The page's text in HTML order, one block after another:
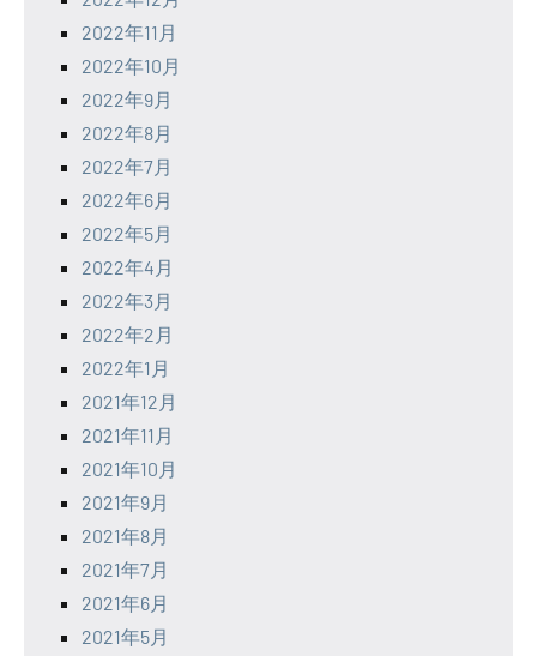
2022年11月
2022年10月
2022年9月
2022年8月
2022年7月
2022年6月
2022年5月
2022年4月
2022年3月
2022年2月
2022年1月
2021年12月
2021年11月
2021年10月
2021年9月
2021年8月
2021年7月
2021年6月
2021年5月